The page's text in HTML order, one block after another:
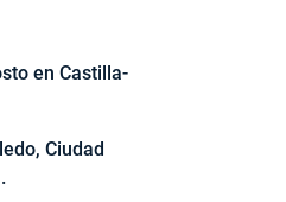
en Castilla-
Ciudad